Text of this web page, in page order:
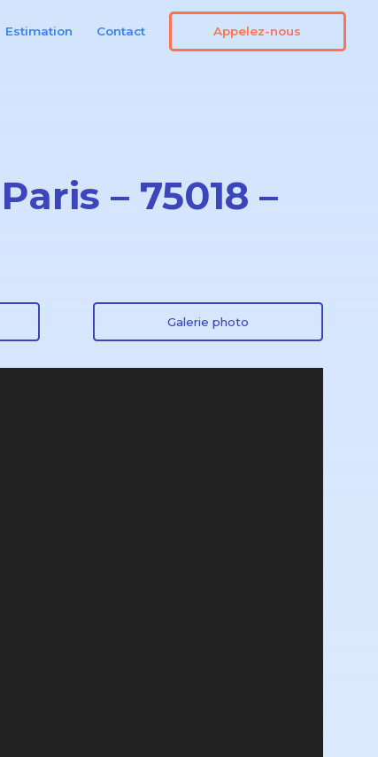
Estimation Contact Appelez-nous
– 75018 –
Galerie photo